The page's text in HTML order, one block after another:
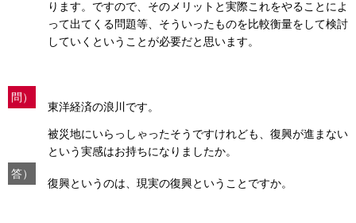
ります。ですので、そのメリットと実際これをやることによ
って出てくる問題等、そういったものを比較衡量をして検討
していくということが必要だと思います。
問）
東洋経済の浪川です。
被災地にいらっしゃったそうですけれども、復興が進まない
という実感はお持ちになりましたか。
答）
復興というのは、現実の復興ということですか。